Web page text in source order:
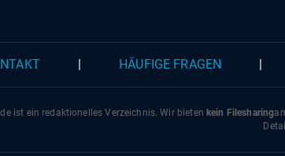
HÄUFIGE FRAGEN
deist ein redaktionelles Verzeichnis. Wir bieten kein Filesharing